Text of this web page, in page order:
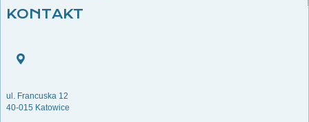
KONTAKT
ul. Francuska 12
40-015 Katowice